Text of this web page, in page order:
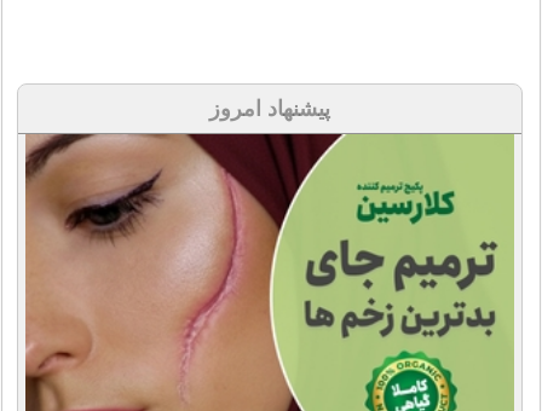
پیشنهاد امروز